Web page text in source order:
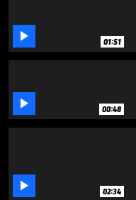
seconds
 01:51
 00:48
 02:34